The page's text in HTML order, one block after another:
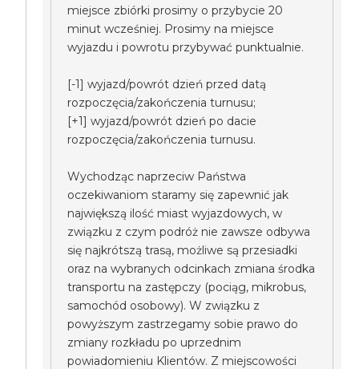
miejsce zbiórki prosimy o przybycie 20
minut wcześniej. Prosimy na miejsce
wyjazdu i powrotu przybywać punktualnie.
[-1] wyjazd/powrót dzień przed datą
rozpoczęcia/zakończenia turnusu;
[+1] wyjazd/powrót dzień po dacie
rozpoczęcia/zakończenia turnusu.
Wychodząc naprzeciw Państwa
oczekiwaniom staramy się zapewnić jak
największą ilość miast wyjazdowych, w
związku z czym podróż nie zawsze odbywa
się najkrótszą trasą, możliwe są przesiadki
oraz na wybranych odcinkach zmiana środka
transportu na zastępczy (pociąg, mikrobus,
samochód osobowy). W związku z
powyższym zastrzegamy sobie prawo do
zmiany rozkładu po uprzednim
powiadomieniu Klientów. Z miejscowości